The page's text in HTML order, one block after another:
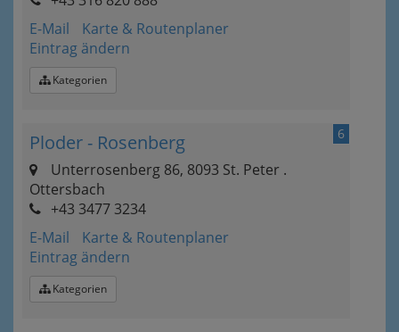
E-Mail
Karte & Routenplaner
Eintrag ändern
Kategorien
6
Ploder - Rosenberg
Unterrosenberg 86, 8093 St. Peter .
Ottersbach
+43 3477 3234
E-Mail
Karte & Routenplaner
Eintrag ändern
Kategorien